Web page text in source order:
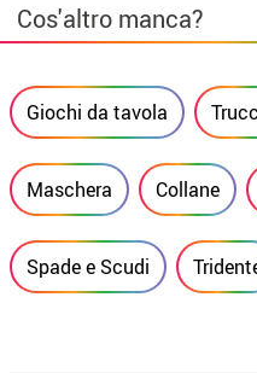
Cos'altro manca?
Giochi da tavola
Maschera Collane
Spade e Scudi